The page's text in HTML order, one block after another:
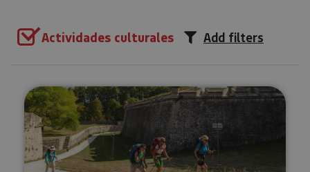
Actividades culturales Add filters
Private guided tour of